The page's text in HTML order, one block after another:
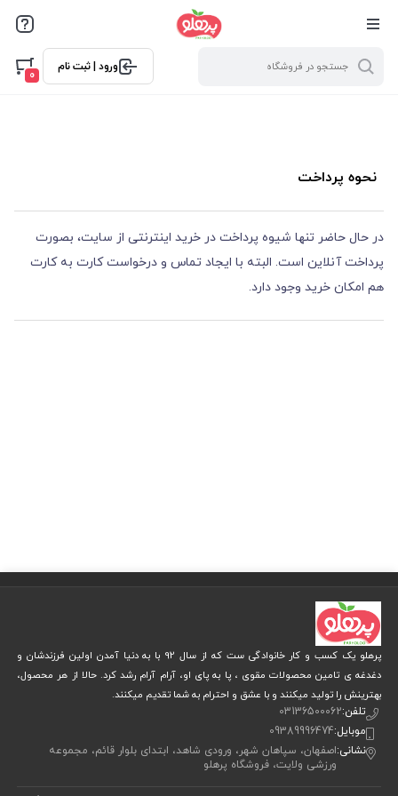
@media screen and (max-width: 500px) { .w-ch{bottom: 125px
!important; left:5px !important;} }
ورود | ثبت نام
0
نحوه پرداخت
در حال حاضر تنها شیوه پرداخت در خرید اینترنتی از سایت، بصورت
پرداخت آنلاین است. البته با ایجاد تماس و درخواست کارت به کارت
هم امکان خرید وجود دارد.
پرهلو یک کسب و کار خانوادگی ست که از سال 92 با به دنیا آمدن اولین فرزندشان و
دغدغه ی تامین محصولات مقوی ، پا به پای او، آرام آرام رشد کرد. حالا از هر محصول،
بهترینش را تولید میکنند و با عشق و احترام به شما تقدیم میکنند.
تلفن:03136500062
موبایل:09389996474
نشانی:اصفهان، سپاهان شهر، ورودی شاهد، ابتدای بلوار قائم، مجموعه
ورزشی ولایت، فروشگاه پرهلو